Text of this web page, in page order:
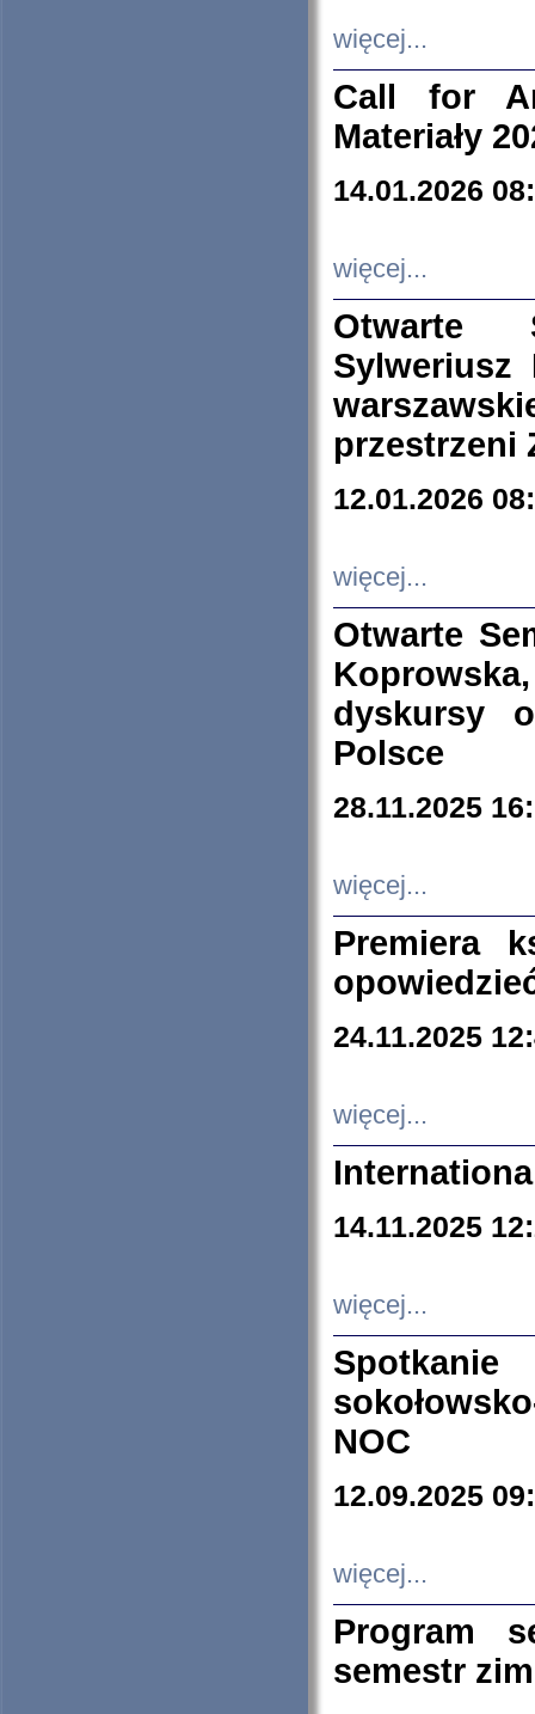
więcej...
Call for
Materiały
14.01.2026
więcej...
Otwarte
Sylweriusz
przestrzeni
12.01.2026
więcej...
Otwarte
dyskursy
Polsce
28.11.2025
więcej...
Premiera
24.11.2025
więcej...
14.11.2025
więcej...
NOC
12.09.2025
więcej...
Program
semestr